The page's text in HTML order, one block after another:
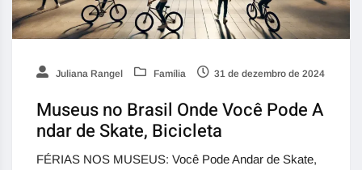
Juliana Rangel Família 31 de dezembro de 2024
Museus no Brasil Onde Você Pode A
ndar de Skate, Bicicleta
FÉRIAS NOS MUSEUS: Você Pode Andar de Skate,